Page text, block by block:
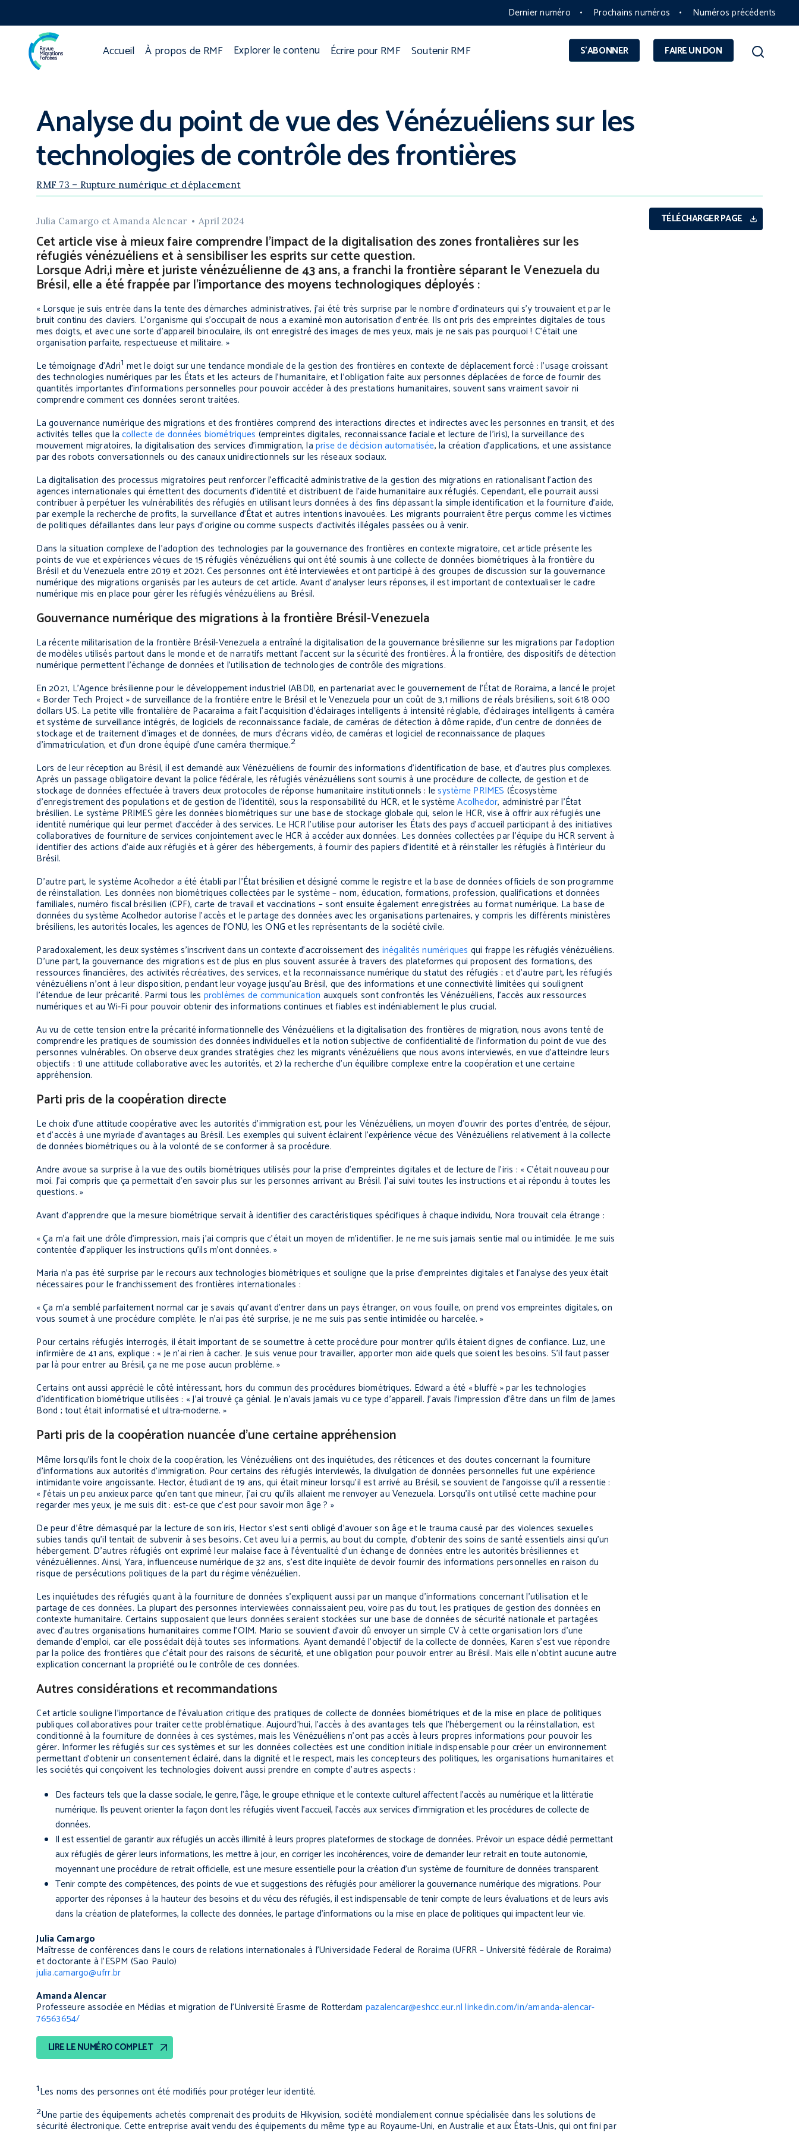
Dernier numéro Prochains numéros Numéros précédents
S'ABONNER FAIRE UN DON
Accueil À propos de RMF Explorer le contenu Écrire pour RMF Soutenir RMF
Analyse du point de vue des Vénézuéliens sur les
technologies de contrôle des frontières
RMF 73 – Rupture numérique et déplacement
Julia Camargo et Amanda Alencar April 2024 TÉLÉCHARGER PAGE
Cet article vise à mieux faire comprendre l’impact de la digitalisation des zones frontalières sur les
réfugiés vénézuéliens et à sensibiliser les esprits sur cette question.
Lorsque Adri,i mère et juriste vénézuélienne de 43 ans, a franchi la frontière séparant le Venezuela du
Brésil, elle a été frappée par l’importance des moyens technologiques déployés :
« Lorsque je suis entrée dans la tente des démarches administratives, j’ai été très surprise par le nombre d’ordinateurs qui s’y trouvaient et par le
bruit continu des claviers. L’organisme qui s’occupait de nous a examiné mon autorisation d’entrée. Ils ont pris des empreintes digitales de tous
mes doigts, et avec une sorte d’appareil binoculaire, ils ont enregistré des images de mes yeux, mais je ne sais pas pourquoi ! C’était une
organisation parfaite, respectueuse et militaire. »
Le témoignage d’Adri1 met le doigt sur une tendance mondiale de la gestion des frontières en contexte de déplacement forcé : l’usage croissant
des technologies numériques par les États et les acteurs de l’humanitaire, et l’obligation faite aux personnes déplacées de force de fournir des
quantités importantes d’informations personnelles pour pouvoir accéder à des prestations humanitaires, souvent sans vraiment savoir ni
comprendre comment ces données seront traitées.
La gouvernance numérique des migrations et des frontières comprend des interactions directes et indirectes avec les personnes en transit, et des
activités telles que la collecte de données biométriques (empreintes digitales, reconnaissance faciale et lecture de l’iris), la surveillance des
mouvement migratoires, la digitalisation des services d’immigration, laprise de décision automatisée, la création d’applications, et une assistance
par des robots conversationnels ou des canaux unidirectionnels sur les réseaux sociaux.
La digitalisation des processus migratoires peut renforcer l’efficacité administrative de la gestion des migrations en rationalisant l’action des
agences internationales qui émettent des documents d’identité et distribuent de l’aide humanitaire aux réfugiés. Cependant, elle pourrait aussi
contribuer à perpétuer les vulnérabilités des réfugiés en utilisant leurs données à des fins dépassant la simple identification et la fourniture d’aide,
par exemple la recherche de profits, la surveillance d’État et autres intentions inavouées. Les migrants pourraient être perçus comme les victimes
de politiques défaillantes dans leur pays d’origine ou comme suspects d’activités illégales passées ou à venir.
Dans la situation complexe de l’adoption des technologies par la gouvernance des frontières en contexte migratoire, cet article présente les
points de vue et expériences vécues de 15 réfugiés vénézuéliens qui ont été soumis à une collecte de données biométriques à la frontière du
Brésil et du Venezuela entre 2019 et 2021. Ces personnes ont été interviewées et ont participé à des groupes de discussion sur la gouvernance
numérique des migrations organisés par les auteurs de cet article. Avant d’analyser leurs réponses, il est important de contextualiser le cadre
numérique mis en place pour gérer les réfugiés vénézuéliens au Brésil.
Gouvernance numérique des migrations à la frontière Brésil-Venezuela
La récente militarisation de la frontière Brésil-Venezuela a entraîné la digitalisation de la gouvernance brésilienne sur les migrations par l’adoption
de modèles utilisés partout dans le monde et de narratifs mettant l’accent sur la sécurité des frontières. À la frontière, des dispositifs de détection
numérique permettent l’échange de données et l’utilisation de technologies de contrôle des migrations.
En 2021, L’Agence brésilienne pour le développement industriel (ABDI), en partenariat avec le gouvernement de l’État de Roraima, a lancé le projet
« Border Tech Project » de surveillance de la frontière entre le Brésil et le Venezuela pour un coût de 3,1 millions de réals brésiliens, soit 618 000
dollars US. La petite ville frontalière de Pacaraima a fait l’acquisition d’éclairages intelligents à intensité réglable, d’éclairages intelligents à caméra
et système de surveillance intégrés, de logiciels de reconnaissance faciale, de caméras de détection à dôme rapide, d’un centre de données de
stockage et de traitement d’images et de données, de murs d’écrans vidéo, de caméras et logiciel de reconnaissance de plaques
d’immatriculation, et d’un drone équipé d’une caméra thermique.2
Lors de leur réception au Brésil, il est demandé aux Vénézuéliens de fournir des informations d’identification de base, et d’autres plus complexes.
Après un passage obligatoire devant la police fédérale, les réfugiés vénézuéliens sont soumis à une procédure de collecte, de gestion et de
stockage de données effectuée à travers deux protocoles de réponse humanitaire institutionnels : lesystème PRIMES (Écosystème
d’enregistrement des populations et de gestion de l’identité), sous la responsabilité du HCR, et le systèmeAcolhedor, administré par l’État
brésilien. Le système PRIMES gère les données biométriques sur une base de stockage globale qui, selon le HCR, vise à offrir aux réfugiés une
identité numérique qui leur permet d’accéder à des services. Le HCR l’utilise pour autoriser les États des pays d’accueil participant à des initiatives
collaboratives de fourniture de services conjointement avec le HCR à accéder aux données. Les données collectées par l’équipe du HCR servent à
identifier des actions d’aide aux réfugiés et à gérer des hébergements, à fournir des papiers d’identité et à réinstaller les réfugiés à l’intérieur du
Brésil.
D’autre part, le système Acolhedor a été établi par l’État brésilien et désigné comme le registre et la base de données officiels de son programme
de réinstallation. Les données non biométriques collectées par le système – nom, éducation, formations, profession, qualifications et données
familiales, numéro fiscal brésilien (CPF), carte de travail et vaccinations – sont ensuite également enregistrées au format numérique. La base de
données du système Acolhedor autorise l’accès et le partage des données avec les organisations partenaires, y compris les différents ministères
brésiliens, les autorités locales, les agences de l’ONU, les ONG et les représentants de la société civile.
Paradoxalement, les deux systèmes s’inscrivent dans un contexte d’accroissement des inégalités numériques qui frappe les réfugiés vénézuéliens.
D’une part, la gouvernance des migrations est de plus en plus souvent assurée à travers des plateformes qui proposent des formations, des
ressources financières, des activités récréatives, des services, et la reconnaissance numérique du statut des réfugiés ; et d’autre part, les réfugiés
vénézuéliens n’ont à leur disposition, pendant leur voyage jusqu’au Brésil, que des informations et une connectivité limitées qui soulignent
l’étendue de leur précarité. Parmi tous les problèmes de communication auxquels sont confrontés les Vénézuéliens, l’accès aux ressources
numériques et au Wi-Fi pour pouvoir obtenir des informations continues et fiables est indéniablement le plus crucial.
Au vu de cette tension entre la précarité informationnelle des Vénézuéliens et la digitalisation des frontières de migration, nous avons tenté de
comprendre les pratiques de soumission des données individuelles et la notion subjective de confidentialité de l’information du point de vue des
personnes vulnérables. On observe deux grandes stratégies chez les migrants vénézuéliens que nous avons interviewés, en vue d’atteindre leurs
objectifs : 1) une attitude collaborative avec les autorités, et 2) la recherche d’un équilibre complexe entre la coopération et une certaine
appréhension.
Parti pris de la coopération directe
Le choix d’une attitude coopérative avec les autorités d’immigration est, pour les Vénézuéliens, un moyen d’ouvrir des portes d’entrée, de séjour,
et d’accès à une myriade d’avantages au Brésil. Les exemples qui suivent éclairent l’expérience vécue des Vénézuéliens relativement à la collecte
de données biométriques ou à la volonté de se conformer à sa procédure.
Andre avoue sa surprise à la vue des outils biométriques utilisés pour la prise d’empreintes digitales et de lecture de l’iris : « C’était nouveau pour
moi. J’ai compris que ça permettait d’en savoir plus sur les personnes arrivant au Brésil. J’ai suivi toutes les instructions et ai répondu à toutes les
questions. »
Avant d’apprendre que la mesure biométrique servait à identifier des caractéristiques spécifiques à chaque individu, Nora trouvait cela étrange :
« Ça m’a fait une drôle d’impression, mais j’ai compris que c’était un moyen de m’identifier. Je ne me suis jamais sentie mal ou intimidée. Je me suis
contentée d’appliquer les instructions qu’ils m’ont données. »
Maria n’a pas été surprise par le recours aux technologies biométriques et souligne que la prise d’empreintes digitales et l’analyse des yeux était
nécessaires pour le franchissement des frontières internationales :
« Ça m’a semblé parfaitement normal car je savais qu’avant d’entrer dans un pays étranger, on vous fouille, on prend vos empreintes digitales, on
vous soumet à une procédure complète. Je n’ai pas été surprise, je ne me suis pas sentie intimidée ou harcelée. »
Pour certains réfugiés interrogés, il était important de se soumettre à cette procédure pour montrer qu’ils étaient dignes de confiance. Luz, une
infirmière de 41 ans, explique : « Je n’ai rien à cacher. Je suis venue pour travailler, apporter mon aide quels que soient les besoins. S’il faut passer
par là pour entrer au Brésil, ça ne me pose aucun problème. »
Certains ont aussi apprécié le côté intéressant, hors du commun des procédures biométriques. Edward a été « bluffé » par les technologies
d’identification biométrique utilisées : « J’ai trouvé ça génial. Je n’avais jamais vu ce type d’appareil. J’avais l’impression d’être dans un film de James
Bond ; tout était informatisé et ultra-moderne. »
Parti pris de la coopération nuancée d’une certaine appréhension
Même lorsqu’ils font le choix de la coopération, les Vénézuéliens ont des inquiétudes, des réticences et des doutes concernant la fourniture
d’informations aux autorités d’immigration. Pour certains des réfugiés interviewés, la divulgation de données personnelles fut une expérience
intimidante voire angoissante. Hector, étudiant de 19 ans, qui était mineur lorsqu’il est arrivé au Brésil, se souvient de l’angoisse qu’il a ressentie :
« J’étais un peu anxieux parce qu’en tant que mineur, j’ai cru qu’ils allaient me renvoyer au Venezuela. Lorsqu’ils ont utilisé cette machine pour
regarder mes yeux, je me suis dit : est-ce que c’est pour savoir mon âge ? »
De peur d’être démasqué par la lecture de son iris, Hector s’est senti obligé d’avouer son âge et le trauma causé par des violences sexuelles
subies tandis qu’il tentait de subvenir à ses besoins. Cet aveu lui a permis, au bout du compte, d’obtenir des soins de santé essentiels ainsi qu’un
hébergement. D’autres réfugiés ont exprimé leur malaise face à l’éventualité d’un échange de données entre les autorités brésiliennes et
vénézuéliennes. Ainsi, Yara, influenceuse numérique de 32 ans, s’est dite inquiète de devoir fournir des informations personnelles en raison du
risque de persécutions politiques de la part du régime vénézuélien.
Les inquiétudes des réfugiés quant à la fourniture de données s’expliquent aussi par un manque d’informations concernant l’utilisation et le
partage de ces données. La plupart des personnes interviewées connaissaient peu, voire pas du tout, les pratiques de gestion des données en
contexte humanitaire. Certains supposaient que leurs données seraient stockées sur une base de données de sécurité nationale et partagées
avec d’autres organisations humanitaires comme l’OIM. Mario se souvient d’avoir dû envoyer un simple CV à cette organisation lors d’une
demande d’emploi, car elle possédait déjà toutes ses informations. Ayant demandé l’objectif de la collecte de données, Karen s’est vue répondre
par la police des frontières que c’était pour des raisons de sécurité, et une obligation pour pouvoir entrer au Brésil. Mais elle n’obtint aucune autre
explication concernant la propriété ou le contrôle de ces données.
Autres considérations et recommandations
Cet article souligne l’importance de l’évaluation critique des pratiques de collecte de données biométriques et de la mise en place de politiques
publiques collaboratives pour traiter cette problématique. Aujourd’hui, l’accès à des avantages tels que l’hébergement ou la réinstallation, est
conditionné à la fourniture de données à ces systèmes, mais les Vénézuéliens n’ont pas accès à leurs propres informations pour pouvoir les
gérer. Informer les réfugiés sur ces systèmes et sur les données collectées est une condition initiale indispensable pour créer un environnement
permettant d’obtenir un consentement éclairé, dans la dignité et le respect, mais les concepteurs des politiques, les organisations humanitaires et
les sociétés qui conçoivent les technologies doivent aussi prendre en compte d’autres aspects :
Des facteurs tels que la classe sociale, le genre, l’âge, le groupe ethnique et le contexte culturel affectent l’accès au numérique et la littératie
numérique. Ils peuvent orienter la façon dont les réfugiés vivent l’accueil, l’accès aux services d’immigration et les procédures de collecte de
données.
Il est essentiel de garantir aux réfugiés un accès illimité à leurs propres plateformes de stockage de données. Prévoir un espace dédié permettant
aux réfugiés de gérer leurs informations, les mettre à jour, en corriger les incohérences, voire de demander leur retrait en toute autonomie,
moyennant une procédure de retrait officielle, est une mesure essentielle pour la création d’un système de fourniture de données transparent.
Tenir compte des compétences, des points de vue et suggestions des réfugiés pour améliorer la gouvernance numérique des migrations. Pour
apporter des réponses à la hauteur des besoins et du vécu des réfugiés, il est indispensable de tenir compte de leurs évaluations et de leurs avis
dans la création de plateformes, la collecte des données, le partage d’informations ou la mise en place de politiques qui impactent leur vie.
Julia Camargo
Maîtresse de conférences dans le cours de relations internationales à l’Universidade Federal de Roraima (UFRR – Université fédérale de Roraima)
et doctorante à l’ESPM (Sao Paulo)
julia.camargo@ufrr.br
Amanda Alencar
Professeure associée en Médias et migration de l’Université Erasme de Rotterdam pazalencar@eshcc.eur.nl linkedin.com/in/amanda-alencar-
76563654/
LIRE LE NUMÉRO COMPLET
1Les noms des personnes ont été modifiés pour protéger leur identité.
2Une partie des équipements achetés comprenait des produits de Hikyvision, société mondialement connue spécialisée dans les solutions de
sécurité électronique. Cette entreprise avait vendu des équipements du même type au Royaume-Uni, en Australie et aux États-Unis, qui ont fini par